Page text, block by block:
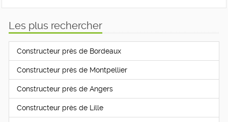
Les plus rechercher
Constructeur près de Bordeaux
Constructeur près de Montpellier
Constructeur près de Angers
Constructeur près de Lille